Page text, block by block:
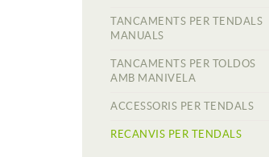
TANCAMENTS PER TENDALS
MANUALS
TANCAMENTS PER TOLDOS
AMB MANIVELA
ACCESSORIS PER TENDALS
RECANVIS PER TENDALS